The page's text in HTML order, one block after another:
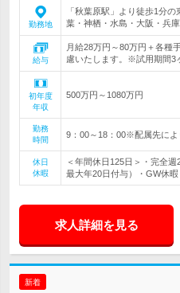
勤務地
「秋葉原駅」より徒歩1分
葉・神栖・水島・大阪・兵
給与
月給28万円～80万円＋各種
慮いたします。※試用期間3
初年度
年収
500万円～1080万円
勤務
時間
9：00～18：00※配属先によ
休日
休暇
＜年間休日125日＞・完全
最大年20日付与）・GW休暇
求人詳細を見る
新着